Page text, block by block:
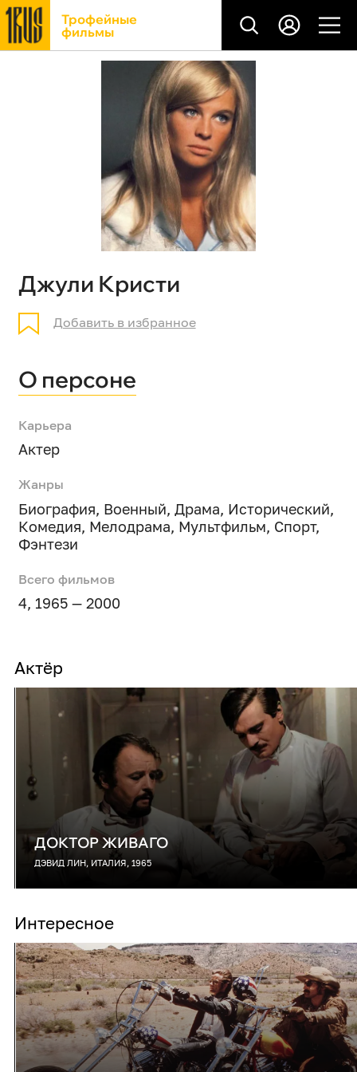
Трофейные
фильмы
Джули Кристи
Добавить в избранное
О персоне
Карьера
Актер
Жанры
Биография, Военный, Драма, Исторический,
Комедия, Мелодрама, Мультфильм, Спорт,
Фэнтези
Всего фильмов
4, 1965 — 2000
Актёр
ДОКТОР ЖИВАГО
ДЭВИД ЛИН, ИТАЛИЯ, 1965
Интересное